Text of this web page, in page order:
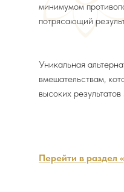
Перейти в раздел
минимумом
потрясающий
Уникальная
вмешательствам,
высоких